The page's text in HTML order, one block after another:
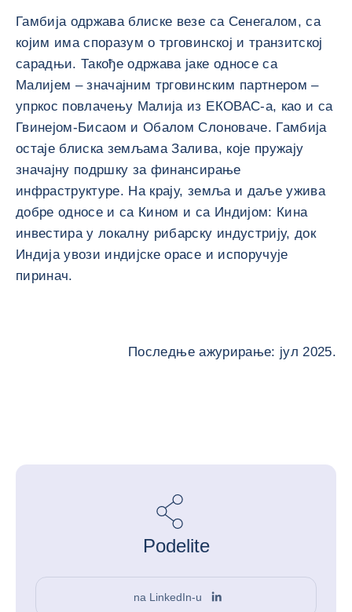
Гамбија одржава блиске везе са Сенегалом, са
којим има споразум о трговинској и транзитској
сарадњи. Такође одржава јаке односе са
Малијем – значајним трговинским партнером –
упркос повлачењу Малија из ЕКОВАС-а, као и са
Гвинејом-Бисаом и Обалом Слоноваче. Гамбија
остаје блиска земљама Залива, које пружају
значајну подршку за финансирање
инфраструктуре. На крају, земља и даље ужива
добре односе и са Кином и са Индијом: Кина
инвестира у локалну рибарску индустрију, док
Индија увози индијске орасе и испоручује
пиринач.
Последње ажурирање: јул 2025.
Podelite
na LinkedIn-u